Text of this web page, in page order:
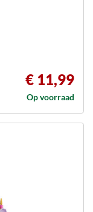
€ 11,99
Op voorraad